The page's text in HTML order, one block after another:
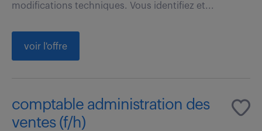
modifications techniques. Vous identifiez et...
voir l'offre
comptable administration des
ventes (f/h)